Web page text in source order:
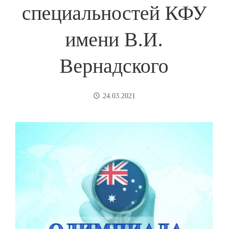
специальностей КФУ
имени В.И.
Вернадского
24.03.2021